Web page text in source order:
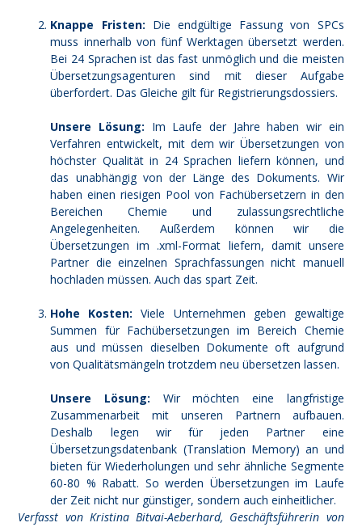
Knappe Fristen: Die endgültige Fassung von SPCs
muss innerhalb von fünf Werktagen übersetzt werden.
Bei 24 Sprachen ist das fast unmöglich und die meisten
Übersetzungsagenturen sind mit dieser Aufgabe
überfordert. Das Gleiche gilt für Registrierungsdossiers.
Unsere Lösung: Im Laufe der Jahre haben wir ein
Verfahren entwickelt, mit dem wir Übersetzungen von
höchster Qualität in 24 Sprachen liefern können, und
das unabhängig von der Länge des Dokuments. Wir
haben einen riesigen Pool von Fachübersetzern in den
Bereichen Chemie und zulassungsrechtliche
Angelegenheiten. Außerdem können wir die
Übersetzungen im .xml-Format liefern, damit unsere
Partner die einzelnen Sprachfassungen nicht manuell
hochladen müssen. Auch das spart Zeit.
Hohe Kosten: Viele Unternehmen geben gewaltige
Summen für Fachübersetzungen im Bereich Chemie
aus und müssen dieselben Dokumente oft aufgrund
von Qualitätsmängeln trotzdem neu übersetzen lassen.
Unsere Lösung: Wir möchten eine langfristige
Zusammenarbeit mit unseren Partnern aufbauen.
Deshalb legen wir für jeden Partner eine
Übersetzungsdatenbank (Translation Memory) an und
bieten für Wiederholungen und sehr ähnliche Segmente
60-80 % Rabatt. So werden Übersetzungen im Laufe
der Zeit nicht nur günstiger, sondern auch einheitlicher.
Verfasst von Kristina Bitvai-Aeberhard, Geschäftsführerin von